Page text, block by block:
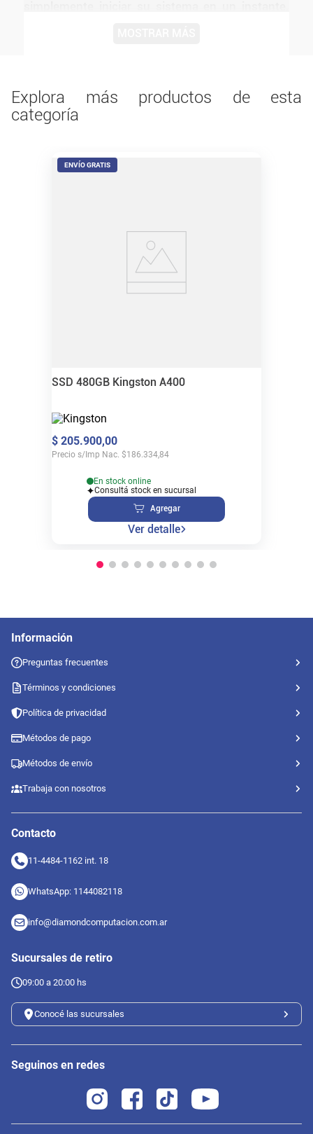
Antes de instalarlo o utilizarlo, conviene verificar
medidas, conexiones, alimentación y
compatibilidad con el resto del equipo.
Explora más productos de esta
categoría
ENVÍO GRATIS
SSD 480GB Kingston A400
$ 205.900,00
Precio s/Imp Nac. $186.334,84
En stock online
Consultá stock en sucursal
Agregar
Ver detalle
Información
Preguntas frecuentes
Términos y condiciones
Política de privacidad
Métodos de pago
Métodos de envío
Trabaja con nosotros
Contacto
11-4484-1162 int. 18
WhatsApp: 1144082118
info@diamondcomputacion.com.ar
Sucursales de retiro
09:00 a 20:00 hs
Conocé las sucursales
Seguinos en redes